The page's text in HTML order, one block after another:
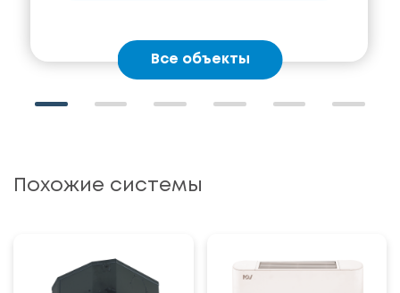
Все объекты
Похожие системы